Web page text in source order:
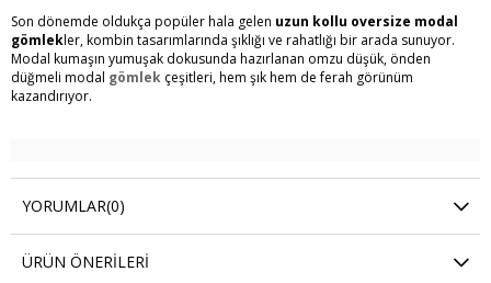
Son dönemde oldukça popüler hala gelen uzun kollu oversize modal
gömlekler, kombin tasarımlarında şıklığı ve rahatlığı bir arada sunuyor.
Modal kumaşın yumuşak dokusunda hazırlanan omzu düşük, önden
düğmeli modal gömlek çeşitleri, hem şık hem de ferah görünüm
kazandırıyor.
YORUMLAR(0)
ÜRÜN ÖNERILERI